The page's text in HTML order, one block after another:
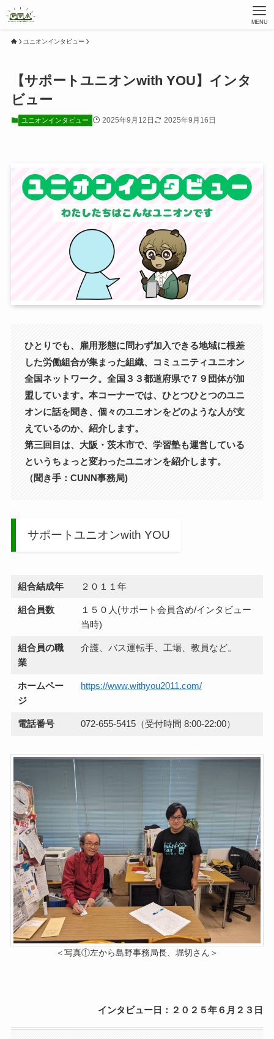
MENU
ユニオンインタビュー
【サポートユニオンwith YOU】インタ
ビュー
ユニオンインタビュー 2025年9月12日 2025年9月16日
ひとりでも、雇用形態に問わず加入できる地域に根差
した労働組合が集まった組織、コミュニティユニオン
全国ネットワーク。全国３３都道府県で７９団体が加
盟しています。本コーナーでは、ひとつひとつのユニ
オンに話を聞き、個々のユニオンをどのような人が支
えているのか、紹介します。
第三回目は、大阪・茨木市で、学習塾も運営している
というちょっと変わったユニオンを紹介します。
（聞き手：CUNN事務局)
サポートユニオンwith YOU
組合結成年 ２０１１年
組合員数
１５０人(サポート会員含め/インタビュー
当時)
組合員の職
業
介護、バス運転手、工場、教員など。
ホームペー
ジ
https://www.withyou2011.com/
電話番号 072-655-5415（受付時間 8:00-22:00）
＜写真①左から島野事務局長、堀切さん＞
インタビュー日：２０２５年６月２３日